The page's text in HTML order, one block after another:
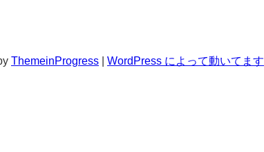
ThemeinProgress WordPress によって動いてます